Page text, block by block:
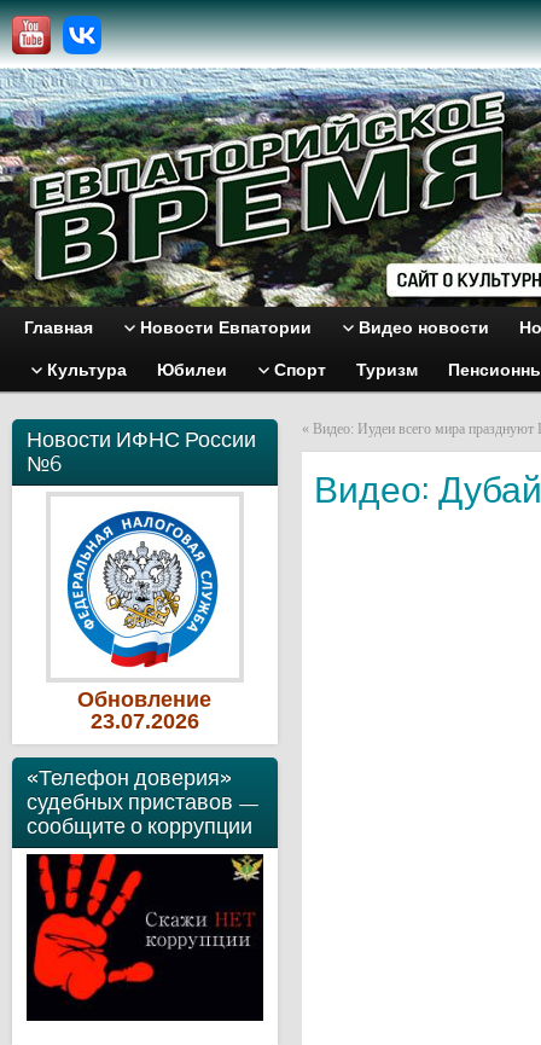
Главная Новости Евпатории Видео новости
Культура Юбилеи Спорт Туризм
Новости ИФНС России
№6
Обновление
23.07.2026
«Телефон доверия»
судебных приставов —
сообщите о коррупции
« Видео: Иудеи всего мира
Видео: